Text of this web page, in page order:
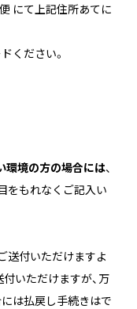
にて上記住所あてに
ください。
環境の方の場合には、
をもれなくご記入い
送付いただけますよ
いただけますが、万
は払戻し手続きはで